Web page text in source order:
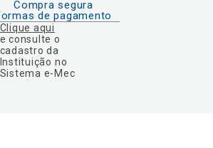
Compra segura
de pagamento
Clique aqui
e consulte o
cadastro da
Instituição no
Sistema e-Mec